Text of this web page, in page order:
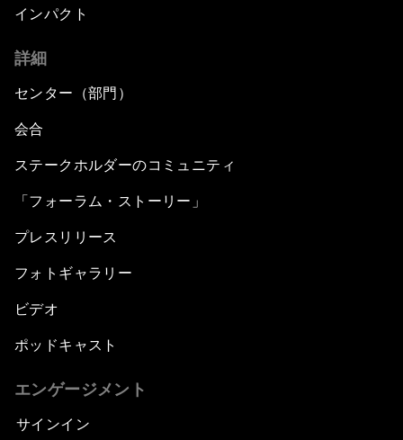
インパクト
詳細
センター（部門）
会合
ステークホルダーのコミュニティ
「フォーラム・ストーリー」
プレスリリース
フォトギャラリー
ビデオ
ポッドキャスト
エンゲージメント
サインイン